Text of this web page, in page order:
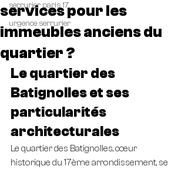
serrurier paris 17
urgence serrurier
services pour les
immeubles anciens du
quartier ?
Le quartier des
Batignolles et ses
particularités
architecturales
Le quartier des Batignolles, cœur
historique du 17ème arrondissement, se